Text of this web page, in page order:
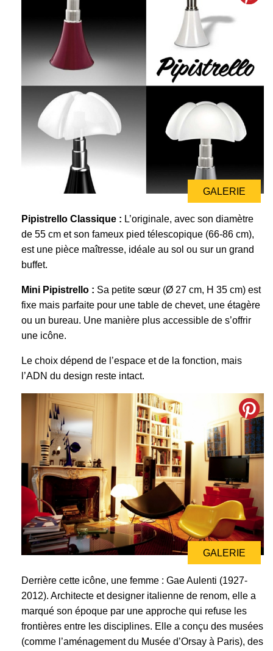
GALERIE
Pipistrello Classique : L’originale, avec son diamètre
de 55 cm et son fameux pied télescopique (66-86 cm),
est une pièce maîtresse, idéale au sol ou sur un grand
buffet.
Mini Pipistrello : Sa petite sœur (Ø 27 cm, H 35 cm) est
fixe mais parfaite pour une table de chevet, une étagère
ou un bureau. Une manière plus accessible de s’offrir
une icône.
Le choix dépend de l’espace et de la fonction, mais
l’ADN du design reste intact.
GALERIE
Derrière cette icône, une femme : Gae Aulenti (1927-
2012). Architecte et designer italienne de renom, elle a
marqué son époque par une approche qui refuse les
frontières entre les disciplines. Elle a conçu des musées
(comme l’aménagement du Musée d’Orsay à Paris), des